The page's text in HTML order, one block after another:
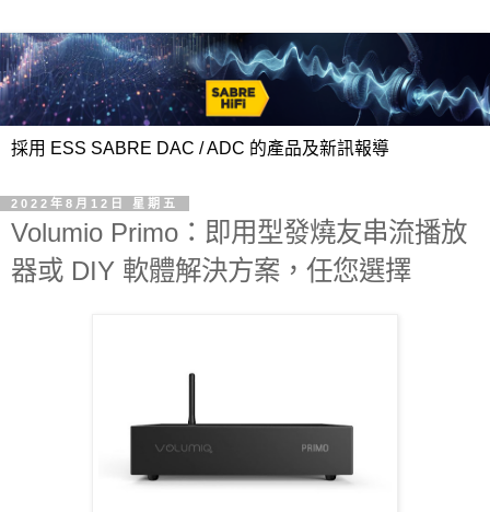
採用 ESS SABRE DAC / ADC 的產品及新訊報導
2022年8月12日 星期五
Volumio Primo：即用型發燒友串流播放
器或 DIY 軟體解決方案，任您選擇